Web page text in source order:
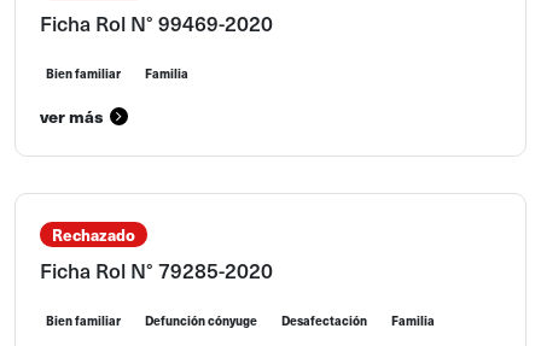
Ficha Rol N° 99469-2020
Bien familiar Familia
ver más
Rechazado
Ficha Rol N° 79285-2020
Bien familiar Defunción cónyuge Desafectación Familia